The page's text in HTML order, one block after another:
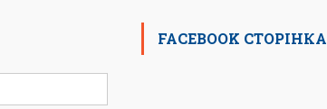
FACEBOOK СТОРІНКА